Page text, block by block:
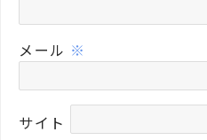
メール ※
サイト